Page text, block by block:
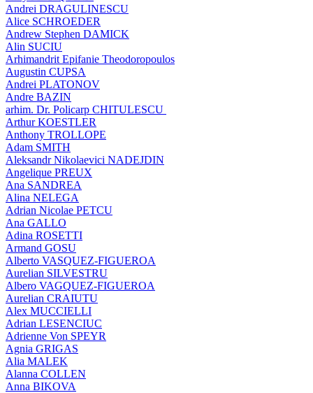
Andrei DRAGULINESCU
Alice SCHROEDER
Andrew Stephen DAMICK
Alin SUCIU
Arhimandrit Epifanie Theodoropoulos
Augustin CUPSA
Andrei PLATONOV
Andre BAZIN
arhim. Dr. Policarp CHITULESCU
Arthur KOESTLER
Anthony TROLLOPE
Adam SMITH
Aleksandr Nikolaevici NADEJDIN
Angelique PREUX
Ana SANDREA
Alina NELEGA
Adrian Nicolae PETCU
Ana GALLO
Adina ROSETTI
Armand GOSU
Alberto VASQUEZ-FIGUEROA
Aurelian SILVESTRU
Albero VAGQUEZ-FIGUEROA
Aurelian CRAIUTU
Alex MUCCIELLI
Adrian LESENCIUC
Adrienne Von SPEYR
Agnia GRIGAS
Alia MALEK
Alanna COLLEN
Anna BIKOVA